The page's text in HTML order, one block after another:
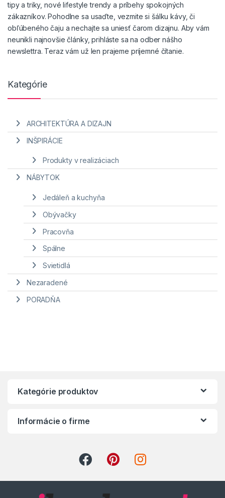
tipy a triky, nové lifestyle trendy a príbehy spokojných
zákazníkov. Pohodlne sa usaďte, vezmite si šálku kávy, či
obľúbeného čaju a nechajte sa uniesť čarom dizajnu. Aby vám
neunikli najnovšie články, prihláste sa na odber nášho
newslettra. Teraz vám už len prajeme príjemné čítanie.
Kategórie
ARCHITEKTÚRA A DIZAJN
INŠPIRÁCIE
Produkty v realizáciach
NÁBYTOK
Jedáleň a kuchyňa
Obývačky
Pracovňa
Spálne
Svietidlá
Nezaradené
PORADŇA
Kategórie produktov
Informácie o firme